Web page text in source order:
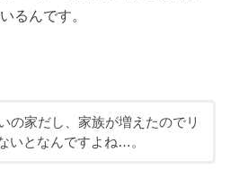
るんです。
の家だし、家族が増えたのでリ
いとなんですよね…。